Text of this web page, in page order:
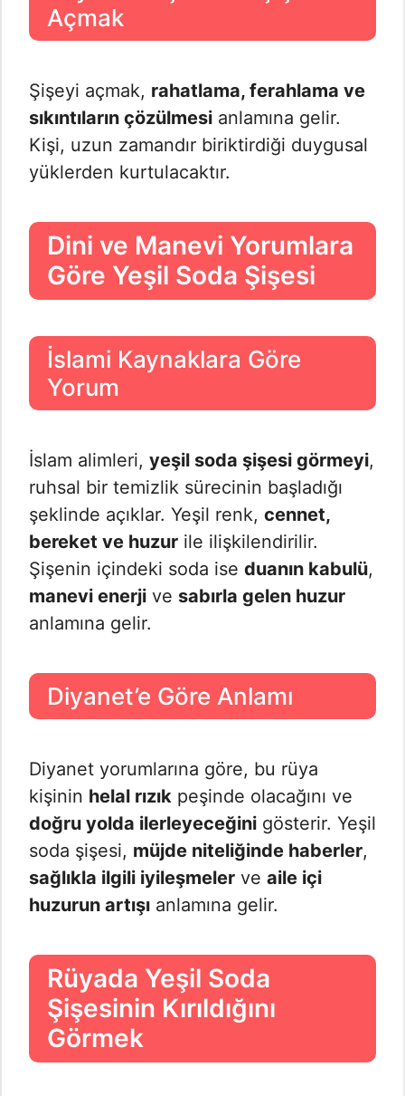
Açmak
Şişeyi açmak, rahatlama, ferahlama ve
sıkıntıların çözülmesi anlamına gelir.
Kişi, uzun zamandır biriktirdiği duygusal
yüklerden kurtulacaktır.
Dini ve Manevi Yorumlara
Göre Yeşil Soda Şişesi
İslami Kaynaklara Göre
Yorum
İslam alimleri, yeşil soda şişesi görmeyi,
ruhsal bir temizlik sürecinin başladığı
şeklinde açıklar. Yeşil renk, cennet,
bereket ve huzur ile ilişkilendirilir.
Şişenin içindeki soda ise duanın kabulü,
manevi enerji ve sabırla gelen huzur
anlamına gelir.
Diyanet’e Göre Anlamı
Diyanet yorumlarına göre, bu rüya
kişinin helal rızık peşinde olacağını ve
doğru yolda ilerleyeceğini gösterir. Yeşil
soda şişesi, müjde niteliğinde haberler,
sağlıkla ilgili iyileşmeler ve aile içi
huzurun artışı anlamına gelir.
Rüyada Yeşil Soda
Şişesinin Kırıldığını
Görmek